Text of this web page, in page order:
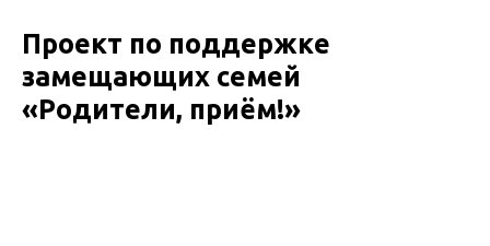
Проект по поддержке
замещающих семей
«Родители, приём!»